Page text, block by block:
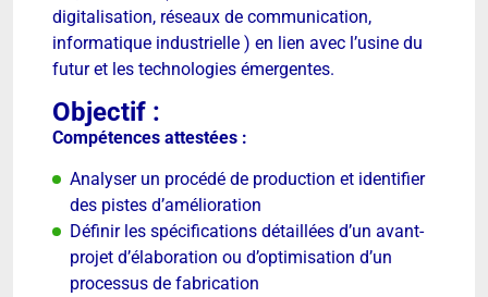
digitalisation, réseaux de communication,
informatique industrielle ) en lien avec l’usine du
futur et les technologies émergentes.
Objectif :
Compétences attestées :
Analyser un procédé de production et identifier
des pistes d’amélioration
Définir les spécifications détaillées d’un avant-
projet d’élaboration ou d’optimisation d’un
processus de fabrication